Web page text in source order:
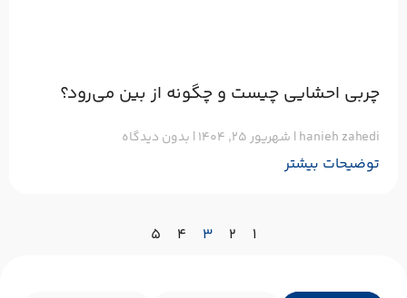
چربی احشایی چیست و چگونه از بین می‌رود؟
hanieh zahedi شهریور ۲۵, ۱۴۰۴ بدون دیدگاه
توضیحات بیشتر